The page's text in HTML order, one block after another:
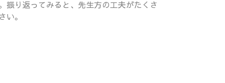
振り返ってみると、先生方の工夫がたくさ
い。